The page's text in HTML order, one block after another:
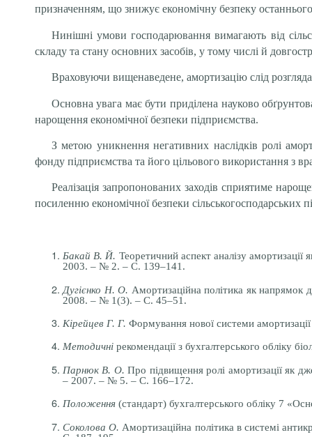
призначенням, що знижує економічну безпеку
Нинішні умови господарювання вимагають від
складу та стану основних засобів, у тому числі й
Враховуючи вищенаведене, амортизацію слід
Основна увага має бути приділена науково
нарощення економічної безпеки підприємства.
З метою уникнення негативних наслідків ролі
фонду підприємства та його цільового використання з
Реалізація запропонованих заходів сприятиме
посиленню економічної безпеки сільськогосподарських
Бакай В. Й. Теоретичний аспект аналізу
2003. – № 2. – С. 139–141.
Дугієнко Н. О. Амортизаційна політика як напрямок
2008. – № 1(3). – С. 45–51.
Кірейцев Г. Г. Формування нової системи
Методичні рекомендації з бухгалтерського обліку
Парнюк В. О. Про підвищення ролі амортизації як
– 2007. – № 5. – С. 166–172.
Положення (стандарт) бухгалтерського обліку 7
Соколова О. Амортизаційна політика в системі